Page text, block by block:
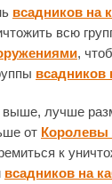
всадников на
всю
,
всадников
выше, лучше
от Королевы
к
всадников на